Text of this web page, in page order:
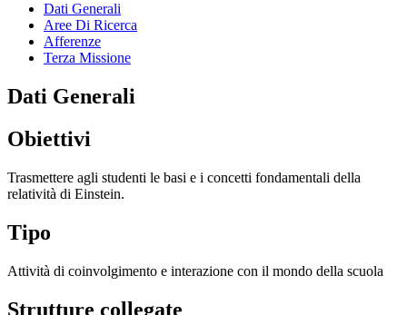
Dati Generali
Aree Di Ricerca
Afferenze
Terza Missione
Dati Generali
Obiettivi
Trasmettere agli studenti le basi e i concetti fondamentali della
relatività di Einstein.
Tipo
Attività di coinvolgimento e interazione con il mondo della scuola
Strutture collegate